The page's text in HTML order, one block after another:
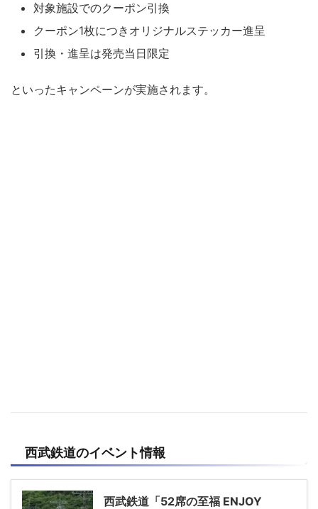
対象施設でのクーポン引換
クーポン1枚につきオリジナルステッカー進呈
引換・進呈は発売当日限定
といったキャンペーンが実施されます。
西武鉄道のイベント情報
西武鉄道「52席の至福 ENJOY